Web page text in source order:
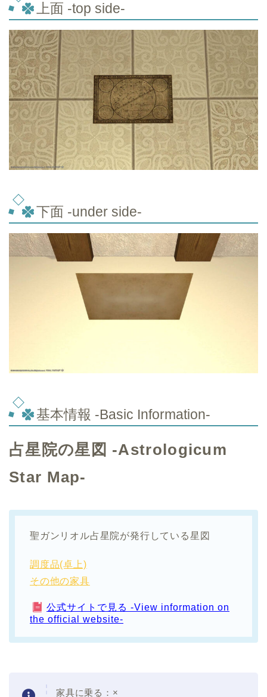
上面 -top side-
下面 -under side-
基本情報 -Basic Information-
占星院の星図 -Astrologicum
Star Map-
聖ガンリオル占星院が発行している星図
調度品(卓上)
その他の家具
公式サイトで見る -View information on
the official website-
家具に乗る：×